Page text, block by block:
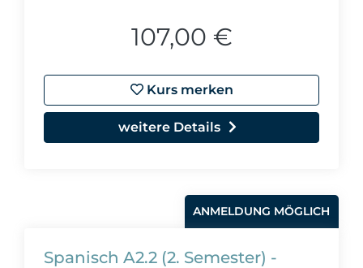
107,00 €
Kurs merken
weitere Details
ANMELDUNG MÖGLICH
Spanisch A2.2 (2. Semester) -